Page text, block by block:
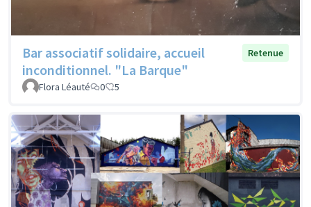
Bar associatif solidaire, accueil
inconditionnel. "La Barque"
Retenue
Flora Léauté 0 5